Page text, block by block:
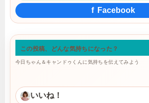
f Facebook
この投稿、どんな気持ちになった？
今日ちゃん＆キャンドゥくんに気持ちを伝えてみよう
いいね！